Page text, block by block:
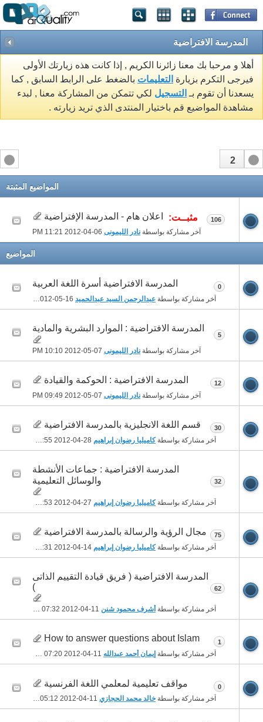
المدرسة الافتراضية
أهلا و مرحبا بك معنا زائرنا الكريم , إذا كانت هذه زيارتك الأولى
فيرجى التكرم بزيارة التعليمات بالضغط على الرابط السابق , كما
يسعدنا أن تقوم بـ التسجيل لكي تتمكن من المشاركة معنا , لبدء
مشاهدة المواضيع قم باختيار المنتدى الذي تريد زيارته .
1
2
المواضيع المثبتة
مثبــت: اعلان هام - المدرسة الإفتراضية
آخر مشاركة بواسطة نادر الليمونى 11:21 PM
106
المواضيع
المدرسة الافتراضية أسرة اللغة العربية
آخر مشاركة بواسطة عبدالرحمن السيد عبدالحميد
0
المدرسة الافتراضية : الموارد البشرية والمادية
آخر مشاركة بواسطة نادر الليمونى 10:10 PM
5
المدرسة الافتراضية : الحوكمة والقيادة
آخر مشاركة بواسطة نادر الليمونى 09:49 PM
12
قسم اللغة الانجليزية بالمدرسة الافتراضية
آخر مشاركة بواسطةكاميليا رضوان إبراهيم 03:55 AM
30
المدرسة الافتراضية : جماعات الأنشطة
والوسائل التعليمية
آخر مشاركة بواسطةكاميليا رضوان إبراهيم 07:53 AM
32
مجال الرؤية والرسالة بالمدرسة الافتراضية
آخر مشاركة بواسطةكاميليا رضوان إبراهيم 09:31 AM
75
المدرسة الافتراضية ( فريق قيادة التقييم الذاتى
)
آخر مشاركة بواسطة أشرف محمود شنن 07:32 PM
62
How to answer questions about Islam
آخر مشاركة بواسطة إيمان أحمد عبدالله 07:20 PM
1
مواقف تعليمية لمعلمي اللغة الفرنسية
آخر مشاركة بواسطة خالد محمد الحجازي 05:12 PM
0